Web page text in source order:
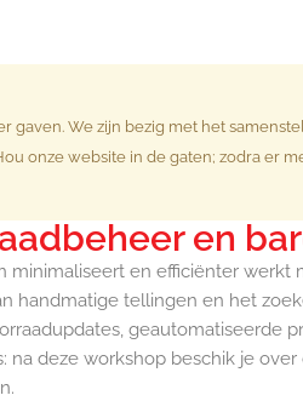
gaven. We zijn bezig met het
onze website in de gaten; zodra er
en
minimaliseert en efficiënter werkt
handmatige tellingen en het
geautomatiseerde
deze workshop beschik je